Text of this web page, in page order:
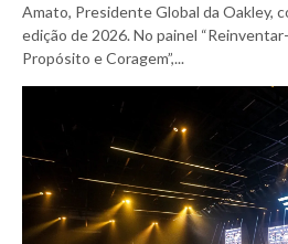
Amato, Presidente Global da Oakley,
edição de 2026. No painel
Propósito e Coragem”,...